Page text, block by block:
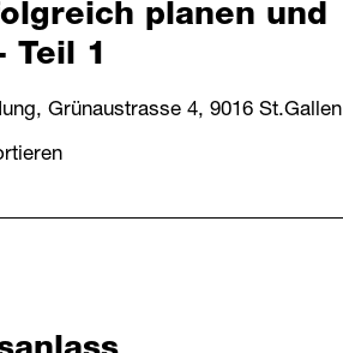
planen und
Teil 1
Grünaustrasse 4, 9016 St.Gallen